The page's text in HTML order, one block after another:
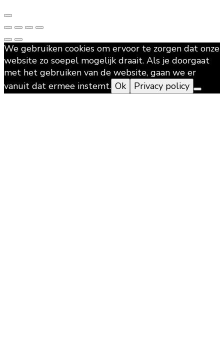
We gebruiken cookies om ervoor te zorgen dat onze
website zo soepel mogelijk draait. Als je doorgaat
met het gebruiken van de website, gaan we er
vanuit dat ermee instemt. Ok Privacy policy